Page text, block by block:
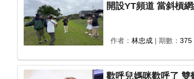
作者： 林忠成 | 期數： 375